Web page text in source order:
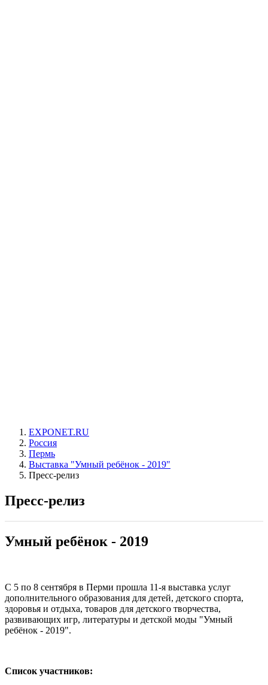
EXPONET.RU
Россия
Пермь
Выставка "Умный ребёнок - 2019"
Пресс-релиз
Пресс-релиз
Умный ребёнок - 2019
С 5 по 8 сентября в Перми прошла 11-я выставка услуг
дополнительного образования для детей, детского спорта,
здоровья и отдыха, товаров для детского творчества,
развивающих игр, литературы и детской моды "Умный
ребёнок - 2019".
Список участников: